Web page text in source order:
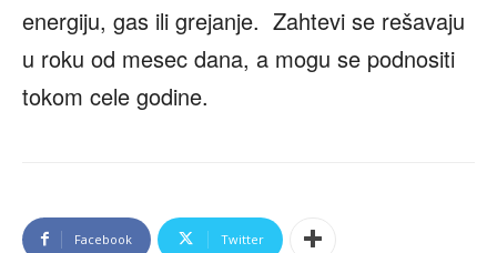
energiju, gas ili grejanje. Zahtevi se rešavaju
u roku od mesec dana, a mogu se podnositi
tokom cele godine.
Facebook Twitter